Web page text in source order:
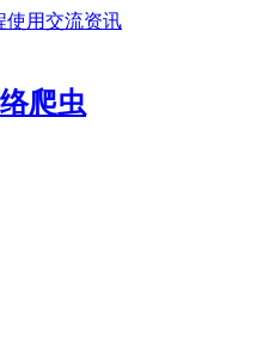
使用交流资讯